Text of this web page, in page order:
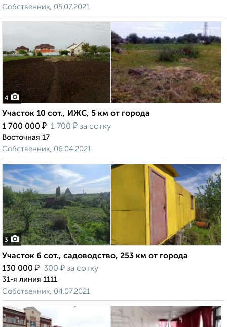
Собственник, 05.07.2021
4
Участок 10 сот., ИЖС, 5 км от города
1 700 000 ₽ 1 700 ₽ за сотку
Восточная 17
Собственник, 06.04.2021
3
Участок 6 сот., садоводство, 253 км от города
130 000 ₽ 300 ₽ за сотку
31-я линия 1111
Собственник, 04.07.2021